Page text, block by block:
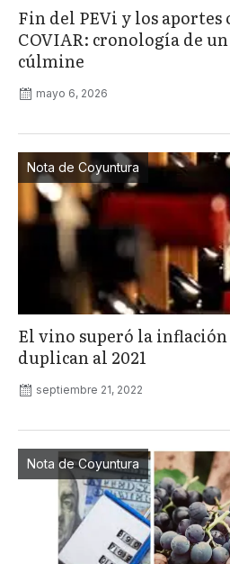
Fin del PEVi y los
COVIAR: cronología de
cúlmine
mayo 6, 2026
Nota de Coyuntura
El vino superó la
duplican al 2021
septiembre 21, 2022
Nota de Coyuntura